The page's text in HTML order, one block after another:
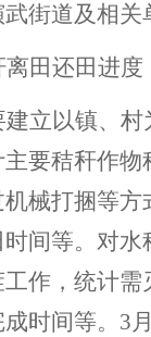
街道及相关
田还田进度
立以镇、村
要秸秆作物
械打捆等方
间等。对水
作，统计需
时间等。 3